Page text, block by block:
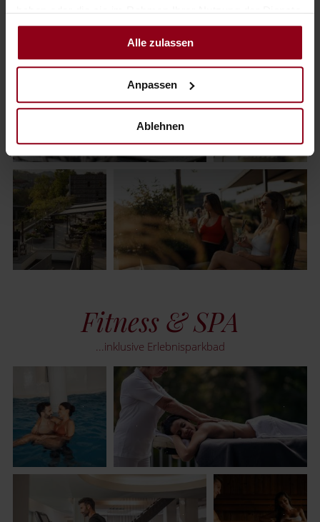
haben oder die sie im Rahmen Ihrer Nutzung der Dienste
gesammelt haben.
Alle zulassen
Anpassen
Ablehnen
Fitness & SPA
...inklusive Erlebnisparkbad